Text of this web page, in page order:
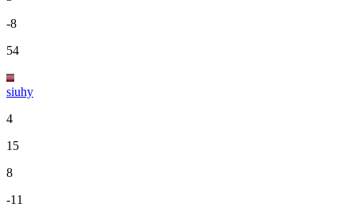
-8
54
siuhy
4
15
8
-11